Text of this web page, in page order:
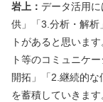
岩上： データ活用
供」「3.分析・解
トがあると思いま
ト等のコミュニケ
開拓」「2.継続的
を蓄積していきま